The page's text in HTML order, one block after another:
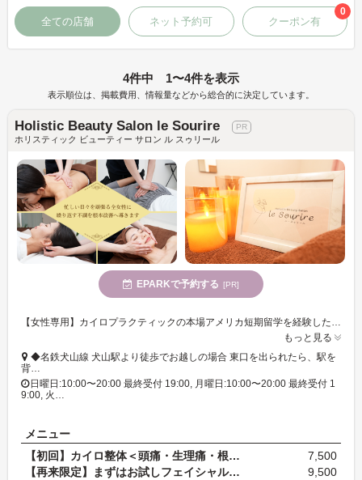
全ての店舗 ネット予約可 クーポン有
0
4件中 1〜4件を表示
表示順位は、掲載費用、情報量などから総合的に決定しています。
Holistic Beauty Salon le Sourire
ホリスティック ビューティー サロン ル スゥリール
EPARKで予約する [PR]
【女性専用】カイロプラクティックの本場アメリカ短期留学を経験したオーナーがお悩みに寄り添います。肩のコリ・腰の痛み・姿勢改善からダイエットまで、お仕事や家事・育児を頑張る女性の健康と美をサポート☆
もっと見る
◆名鉄犬山線 犬山駅より徒歩でお越しの場合 東口を出られたら、駅を
背…
日曜日:10:00〜20:00 最終受付 19:00, 月曜日:10:00〜20:00 最終受付 1
9:00, 火…
メニュー
【初回】カイロ整体＜頭痛・生理痛・根本改善コース…
7,500
【再来限定】まずはお試しフェイシャルエステコース(…
9,500